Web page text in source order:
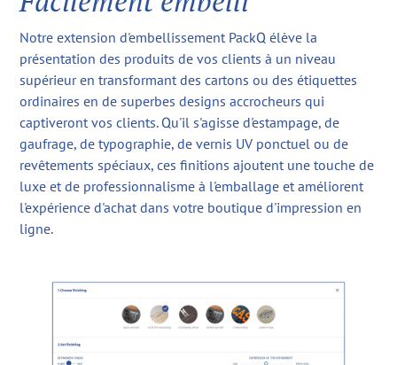
Notre extension d'embellissement PackQ élève la
présentation des produits de vos clients à un niveau
supérieur en transformant des cartons ou des étiquettes
ordinaires en de superbes designs accrocheurs qui
captiveront vos clients. Qu'il s'agisse d'estampage, de
gaufrage, de typographie, de vernis UV ponctuel ou de
revêtements spéciaux, ces finitions ajoutent une touche de
luxe et de professionnalisme à l'emballage et améliorent
l'expérience d'achat dans votre boutique d'impression en
ligne.